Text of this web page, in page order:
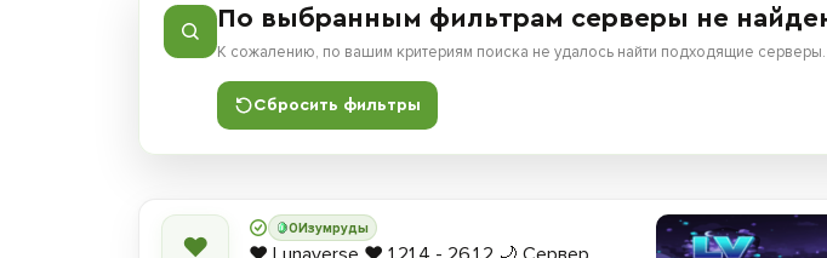
По выбранным фильтрам серверы не
К сожалению, по вашим критериям поиска не удалось найти подходящие
Сбросить фильтры
❤
0Изумруды